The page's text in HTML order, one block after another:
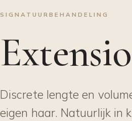
SIGNATUURBEHANDELING
Discrete lengte en
eigen haar. Natuurlijk in